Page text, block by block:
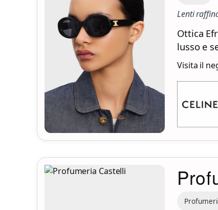
Lenti
Ottica
lusso e
Visita il